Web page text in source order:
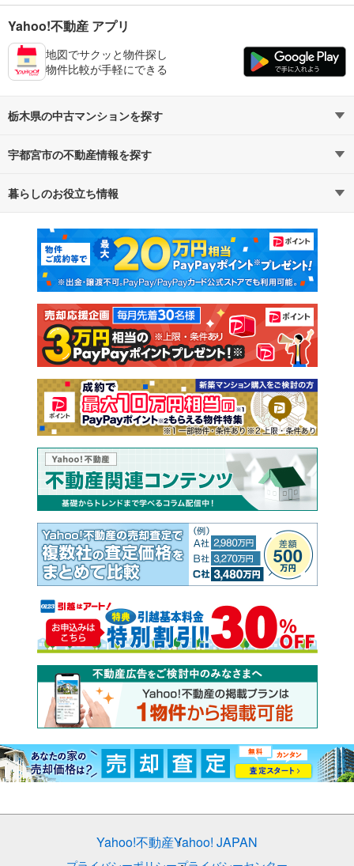
Yahoo!不動産 アプリ
地図でサクッと物件探し
物件比較が手軽にできる
栃木県の中古マンションを探す
路線・駅から探す
通勤・通学時間から探す
宇都宮市の不動産情報を探す
不動産・住宅
新築マンション 中古マンション
新築一戸建て 中古一戸建て
注文住宅 土地
売却査定
暮らしのお役立ち情報
マンションカタログ 教えて！住まいの先生
Yahoo!不動産Yahoo! JAPAN